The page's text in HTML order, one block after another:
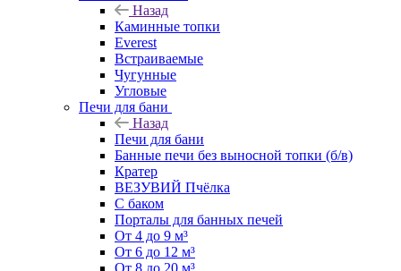
Назад
Каминные топки
Everest
Встраиваемые
Чугунные
Угловые
Печи для бани
Назад
Печи для бани
Банные печи без выносной топки (б/в)
Кратер
ВЕЗУВИЙ Пчёлка
С баком
Порталы для банных печей
От 4 до 9 м³
От 6 до 12 м³
От 8 до 20 м³